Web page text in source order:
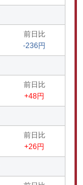
前日比
-236円
前日比
+48円
前日比
+26円